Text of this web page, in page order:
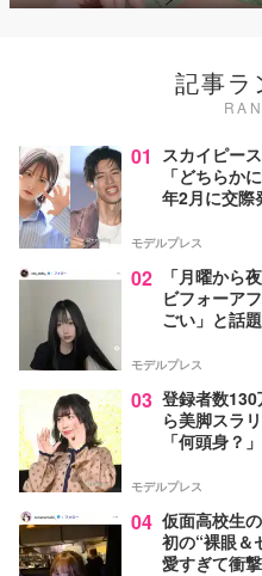
記事ラ
01
スカイピー
「どちらか
年2月に交際
モデルプレス
02
「月曜から
ビフォーア
ごい」と話題
モデルプレス
03 登録者数
ら美脚スラ
「何頭身？
モデルプレス
04 仮面高校生
初の“裸眼＆
愛すぎて衝